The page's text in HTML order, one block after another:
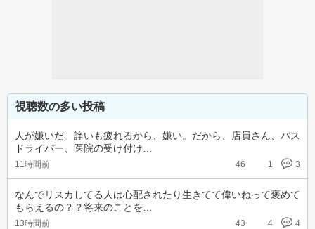
視聴数の多い投稿
人が嫌いだ。諍いも疲れるから、嫌い。だから、店員さん、バス
ドライバー、医院の受け付け…
11時間前 46 1 3
なんでリスカしてる人は心配されたり生きてて偉いねって褒めて
もらえるの？？将来のことを…
13時間前 43 4 4